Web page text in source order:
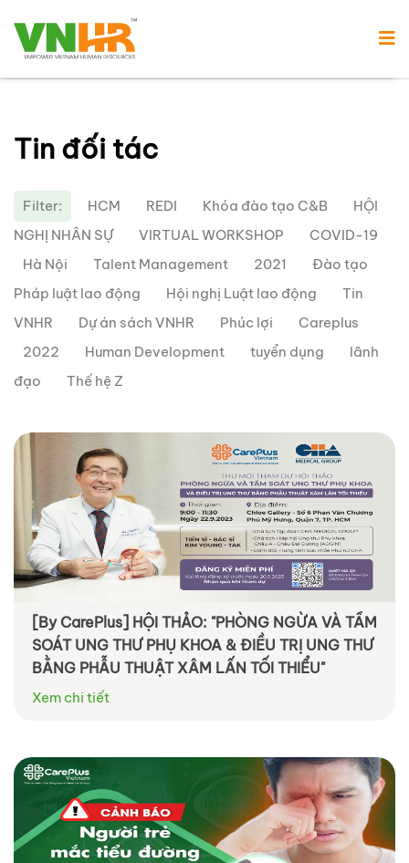
Tin đối tác
Filter: HCM REDI Khóa đào tạo C&B
HỘI
NGHỊ NHÂN SỰ
VIRTUAL WORKSHOP
COVID-19
Hà Nội
Talent Management 2021
Đào tạo
Pháp luật lao động
Hội nghị Luật lao động
Tin
VNHR
Dự án sách VNHR Phúc lợi
Careplus
2022
Human Development tuyển dụng
lãnh
đạo
Thế hệ Z
[By CarePlus] HỘI THẢO: "PHÒNG NGỪA VÀ TẦM
SOÁT UNG THƯ PHỤ KHOA & ĐIỀU TRỊ UNG THƯ
BẰNG PHẪU THUẬT XÂM LẤN TỐI THIỂU"
Xem chi tiết